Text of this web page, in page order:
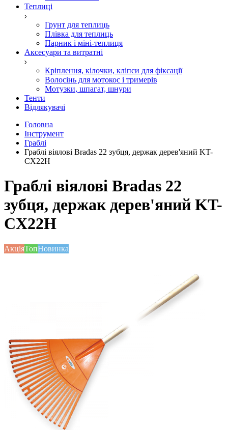
Теплиці
Грунт для теплиць
Плівка для теплиць
Парник і міні-теплиця
Аксесуари та витратні
Кріплення, кілочки, кліпси для фіксації
Волосінь для мотокос і тримерів
Мотузки, шпагат, шнури
Тенти
Відлякувачі
Головна
Інструмент
Граблі
Граблі віялові Bradas 22 зубця, держак дерев'яний KT-
CX22H
Граблі віялові Bradas 22
зубця, держак дерев'яний KT-
CX22H
АкціяТопНовинка